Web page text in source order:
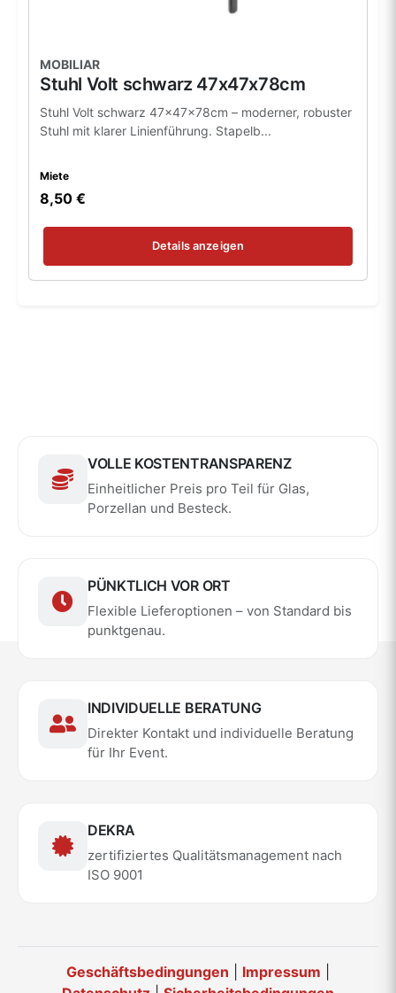
MOBILIAR
Stuhl Volt schwarz 47x47x78cm
Stuhl Volt schwarz 47x47x78cm – moderner, robuster
Stuhl mit klarer Linienführung. Stapelb...
Miete
8,50 €
Details anzeigen
VOLLE KOSTENTRANSPARENZ
Einheitlicher Preis pro Teil für Glas,
Porzellan und Besteck.
PÜNKTLICH VOR ORT
Flexible Lieferoptionen – von Standard bis
punktgenau.
INDIVIDUELLE BERATUNG
Direkter Kontakt und individuelle Beratung
für Ihr Event.
DEKRA
zertifiziertes Qualitätsmanagement nach
ISO 9001
Geschäftsbedingungen Impressum